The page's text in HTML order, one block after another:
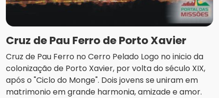
Cruz de Pau Ferro de Porto Xavier
Cruz de Pau Ferro no Cerro Pelado Logo no inicio da
colonização de Porto Xavier, por volta do século XIX,
após o "Ciclo do Monge". Dois jovens se uniram em
matrimonio em grande harmonia, amizade e amor.